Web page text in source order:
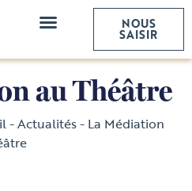
NOUS
SAISIR
au Théâtre
-Actualités- La Médiation